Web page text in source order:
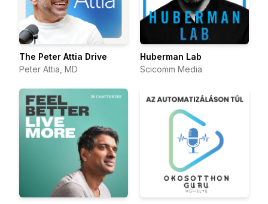
The Peter Attia Drive
Peter Attia, MD
Huberman Lab
Scicomm Media